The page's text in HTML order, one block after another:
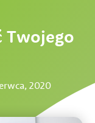
Twojego
2020